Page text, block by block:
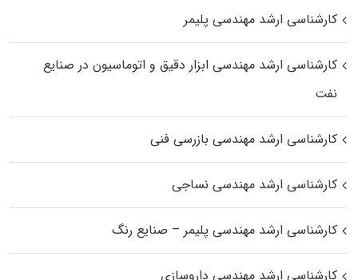
کارشناسی ارشد مهندسی پلیمر
کارشناسی ارشد مهندسی ابزار دقیق و اتوماسیون در صنایع
نفت
کارشناسی ارشد مهندسی بازرسی فنی
کارشناسی ارشد مهندسی نساجی
کارشناسی ارشد مهندسی پلیمر – صنایع رنگ
کارشناسی ارشد مهندسی داروسازی